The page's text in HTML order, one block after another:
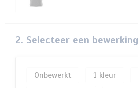
2. Selecteer een bewerking
Onbewerkt 1